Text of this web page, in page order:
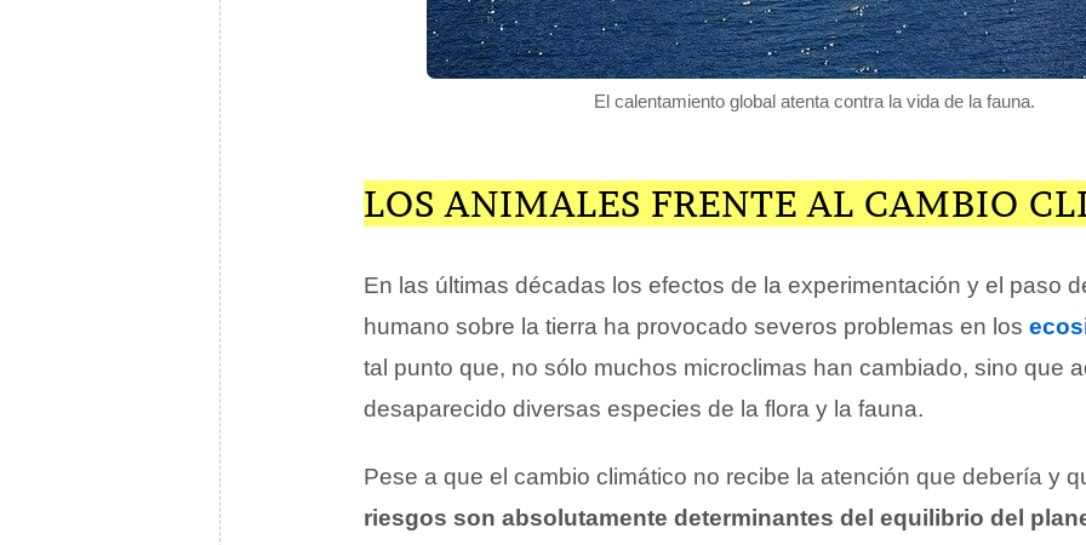
El calentamiento global atenta contra la vida de la fauna.
LOS ANIMALES FRENTE AL CAMBIO
En las últimas décadas los efectos de la experimentación y el paso
humano sobre la tierra ha provocado severos problemas en los
tal punto que, no sólo muchos microclimas han cambiado, sino que
desaparecido diversas especies de la flora y la fauna.
Pese a que el cambio climático no recibe la atención que debería y
riesgos son absolutamente determinantes del equilibrio del